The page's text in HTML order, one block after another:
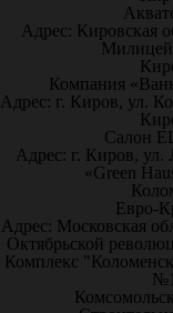
Адрес: Кировская
Компания
Адрес: г. Киров, ул.
Салон
Адрес: г. Киров,
«Green
Евро-
Адрес: Московская
Октябрьской
Комплекс
№1